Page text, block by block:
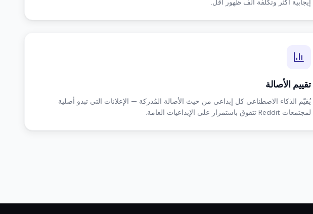
إيجابية أكثر وتكلفة ألف ظهور أقل.
تقييم الأصالة
يُقيّم الذكاء الاصطناعي كل إبداعي من حيث الأصالة المُدركة — الإعلانات التي تبدو أصلية
لمجتمعات Reddit تتفوق باستمرار على الإبداعيات العامة.